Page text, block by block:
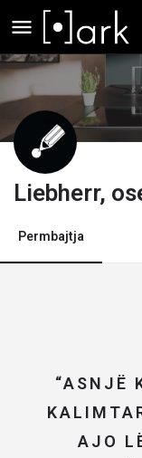
Liebherr,
Permbajtja
“ASNJË
AJO